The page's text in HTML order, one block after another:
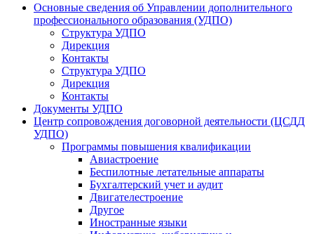
Основные сведения об Управлении дополнительного
профессионального образования (УДПО)
Структура УДПО
Дирекция
Контакты
Структура УДПО
Дирекция
Контакты
Документы УДПО
Центр сопровождения договорной деятельности (ЦСДД
УДПО)
Программы повышения квалификации
Авиастроение
Беспилотные летательные аппараты
Бухгалтерский учет и аудит
Двигателестроение
Другое
Иностранные языки